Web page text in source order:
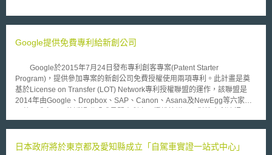
性、正確性及最新性； 6.制訂保存期間政策； 7.除接受國事先經過核准、取
理外，原則上禁止國際傳輸等。 馬來西亞由於該法的施行，早先於新
加坡成為東協十國當中，第一個全面實施相關法規的國家，通訊暨多媒體部
部長Ahmad Shabery Cheek表示，此舉將有助於馬來西亞躋身已開發國家
之林。
Google提供免費專利給新創公司
Google於2015年7月24日發布專利創客專案(Patent Starter
Program)，提供參加專案的新創公司免費授權使用兩項專利。此計畫是奠
基於License on Transfer (LOT) Network專利授權聯盟的運作，該聯盟是
2014年由Google、Dropbox、SAP、Canon、Asana及NewEgg等六家公
(patent troll)的濫訴行為。 專利創客專案計畫開放50家於2014年收入介
創公司業務範圍，提供3至5項專利清單，新創公司可從中選出兩項予以免費
日本政府將於東京都及愛知縣成立「自駕車實證一站式中心」